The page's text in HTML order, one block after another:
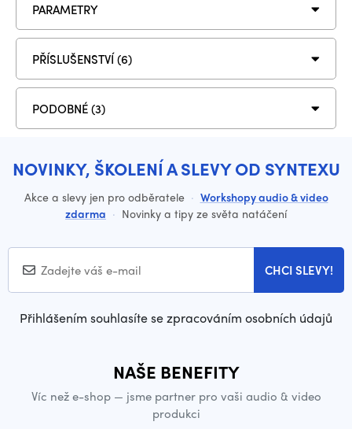
PARAMETRY
PŘÍSLUŠENSTVÍ (6)
PODOBNÉ (3)
NOVINKY, ŠKOLENÍ A SLEVY OD SYNTEXU
Akce a slevy jen pro odběratele · Workshopy audio & video
zdarma · Novinky a tipy ze světa natáčení
CHCI SLEVY!
Přihlášením souhlasíte se zpracováním osobních údajů
NAŠE BENEFITY
Víc než e-shop — jsme partner pro vaši audio & video
produkci